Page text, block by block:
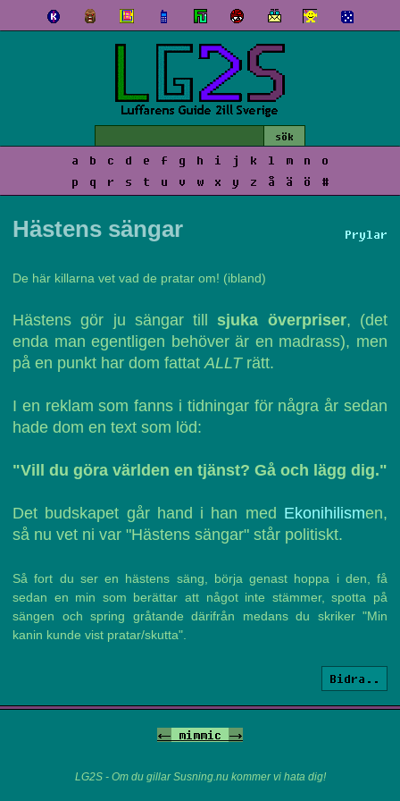
a b c d e f g h i j k l m n
o
p
q r s t u v w x y z å ä ö #
Prylar
Hästens sängar
De här killarna vet vad de pratar om! (ibland)
Hästens gör ju sängar till sjuka överpriser, (det
enda man egentligen behöver är en madrass), men
på en punkt har dom fattatALLTrätt.
I en reklam som fanns i tidningar för några år sedan
hade dom en text som löd:
"Vill du göra världen en tjänst? Gå och lägg dig."
Det budskapet går hand i han med Ekonihilismen,
så nu vet ni var "Hästens sängar" står politiskt.
Så fort du ser en hästens säng, börja genast hoppa i den, få
sedan en min som berättar att något inte stämmer, spotta på
sängen och spring gråtande därifrån medans du skriker "Min
kanin kunde vist pratar/skutta".
Bidra..
<- mimmic ->
LG2S - Om du gillar Susning.nu kommer vi hata dig!